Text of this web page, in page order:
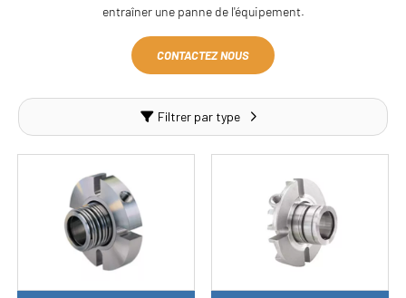
entraîner une panne de l'équipement.
CONTACTEZ NOUS
Filtrer par type